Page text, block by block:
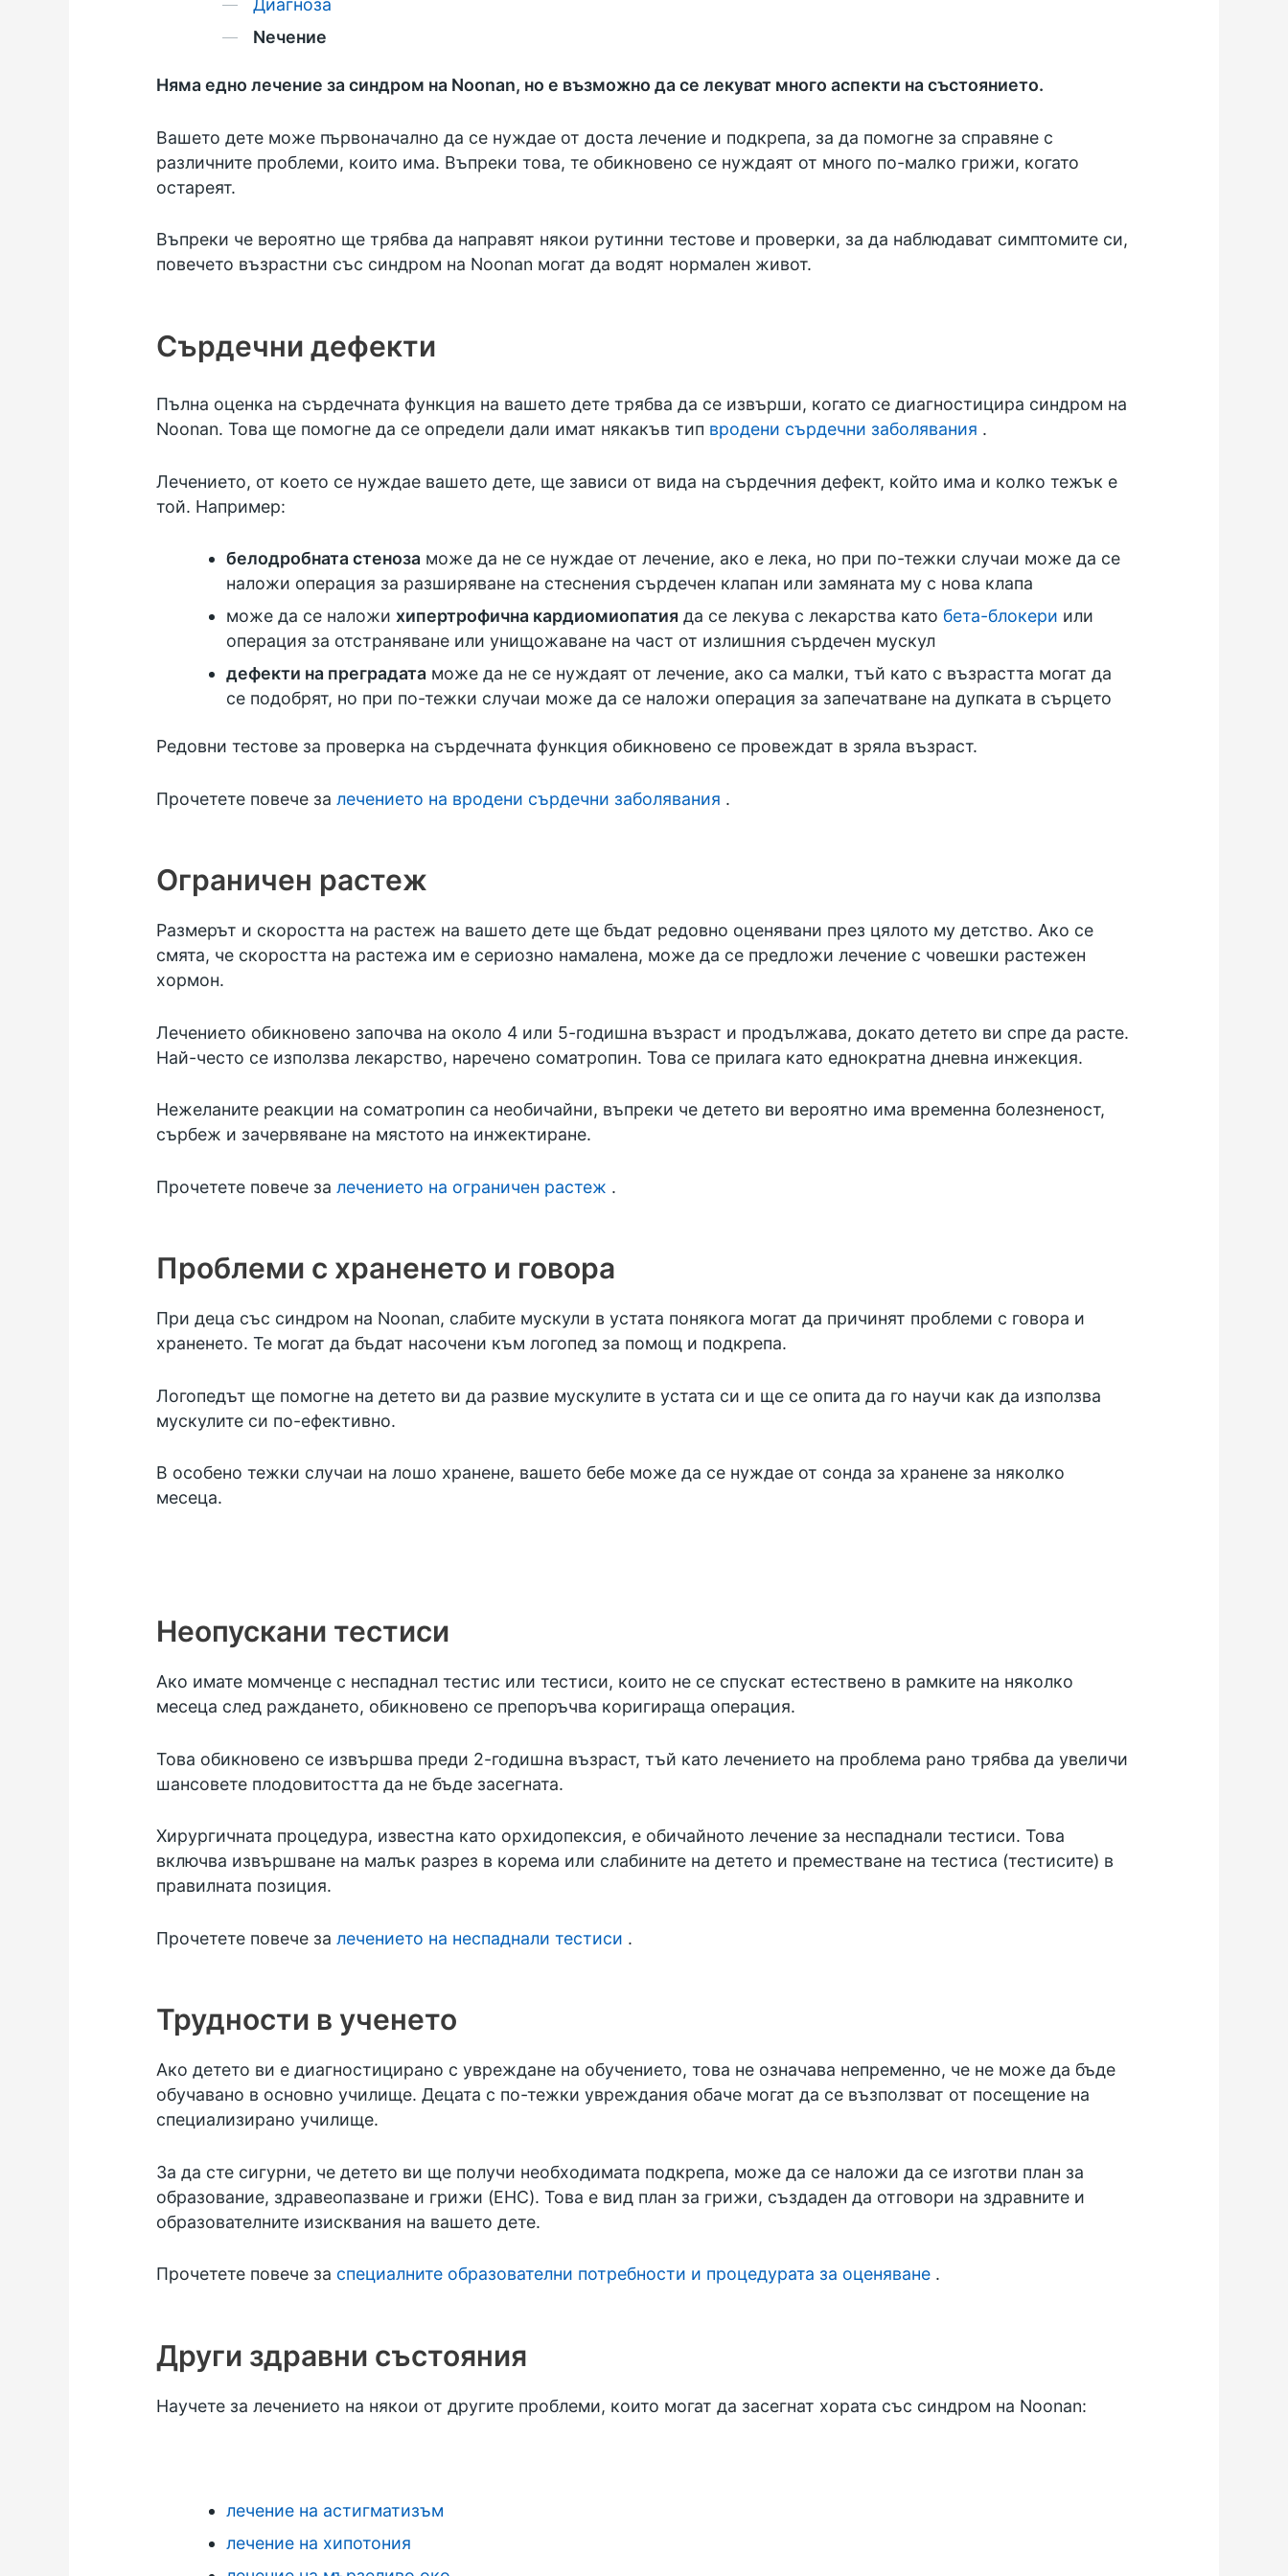
Диагноза
Nечение
Няма едно лечение за синдром на Noonan, но е възможно да се лекуват много аспекти на състоянието.
Вашето дете може първоначално да се нуждае от доста лечение и подкрепа, за да помогне за справяне с
различните проблеми, които има. Въпреки това, те обикновено се нуждаят от много по-малко грижи, когато
остареят.
Въпреки че вероятно ще трябва да направят някои рутинни тестове и проверки, за да наблюдават симптомите си,
повечето възрастни със синдром на Noonan могат да водят нормален живот.
Сърдечни дефекти
Пълна оценка на сърдечната функция на вашето дете трябва да се извърши, когато се диагностицира синдром на
Noonan. Това ще помогне да се определи дали имат някакъв тип вродени сърдечни заболявания .
Лечението, от което се нуждае вашето дете, ще зависи от вида на сърдечния дефект, който има и колко тежък е
той. Например:
белодробната стеноза може да не се нуждае от лечение, ако е лека, но при по-тежки случаи може да се
наложи операция за разширяване на стеснения сърдечен клапан или замяната му с нова клапа
може да се наложихипертрофична кардиомиопатия да се лекува с лекарства като бета-блокери или
операция за отстраняване или унищожаване на част от излишния сърдечен мускул
дефекти на преградата може да не се нуждаят от лечение, ако са малки, тъй като с възрастта могат да
се подобрят, но при по-тежки случаи може да се наложи операция за запечатване на дупката в сърцето
Редовни тестове за проверка на сърдечната функция обикновено се провеждат в зряла възраст.
Прочетете повече за лечението на вродени сърдечни заболявания .
Ограничен растеж
Размерът и скоростта на растеж на вашето дете ще бъдат редовно оценявани през цялото му детство. Ако се
смята, че скоростта на растежа им е сериозно намалена, може да се предложи лечение с човешки растежен
хормон.
Лечението обикновено започва на около 4 или 5-годишна възраст и продължава, докато детето ви спре да расте.
Най-често се използва лекарство, наречено соматропин. Това се прилага като еднократна дневна инжекция.
Нежеланите реакции на соматропин са необичайни, въпреки че детето ви вероятно има временна болезненост,
сърбеж и зачервяване на мястото на инжектиране.
Прочетете повече за лечението на ограничен растеж .
Проблеми с храненето и говора
При деца със синдром на Noonan, слабите мускули в устата понякога могат да причинят проблеми с говора и
храненето. Те могат да бъдат насочени към логопед за помощ и подкрепа.
Логопедът ще помогне на детето ви да развие мускулите в устата си и ще се опита да го научи как да използва
мускулите си по-ефективно.
В особено тежки случаи на лошо хранене, вашето бебе може да се нуждае от сонда за хранене за няколко
месеца.
Неопускани тестиси
Ако имате момченце с неспаднал тестис или тестиси, които не се спускат естествено в рамките на няколко
месеца след раждането, обикновено се препоръчва коригираща операция.
Това обикновено се извършва преди 2-годишна възраст, тъй като лечението на проблема рано трябва да увеличи
шансовете плодовитостта да не бъде засегната.
Хирургичната процедура, известна като орхидопексия, е обичайното лечение за неспаднали тестиси. Това
включва извършване на малък разрез в корема или слабините на детето и преместване на тестиса (тестисите) в
правилната позиция.
Прочетете повече за лечението на неспаднали тестиси .
Трудности в ученето
Ако детето ви е диагностицирано с увреждане на обучението, това не означава непременно, че не може да бъде
обучавано в основно училище. Децата с по-тежки увреждания обаче могат да се възползват от посещение на
специализирано училище.
За да сте сигурни, че детето ви ще получи необходимата подкрепа, може да се наложи да се изготви план за
образование, здравеопазване и грижи (EHC). Това е вид план за грижи, създаден да отговори на здравните и
образователните изисквания на вашето дете.
Прочетете повече за специалните образователни потребности и процедурата за оценяване.
Други здравни състояния
Научете за лечението на някои от другите проблеми, които могат да засегнат хората със синдром на Noonan:
лечение на астигматизъм
лечение на хипотония